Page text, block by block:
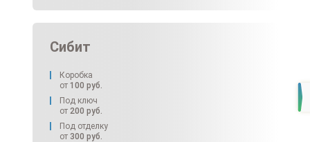
Сибит
Коробка
от 100 руб.
Под ключ
от 200 руб.
Под отделку
от 300 руб.